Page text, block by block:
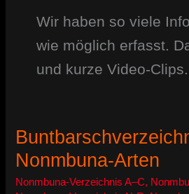
Wir haben so viele
wie möglich erfasst.
und kurze Video-Clips.
Nonmbuna-Arten
Nonmbuna-Verzeichnis A–C,